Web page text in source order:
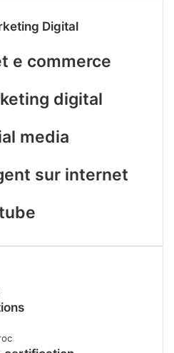
Digital
e commerce
digital
media
sur internet